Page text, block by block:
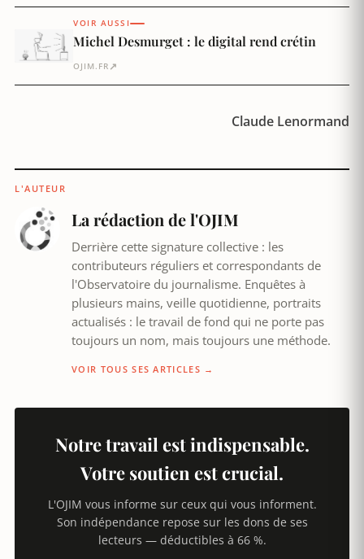
VOIR AUSSI
Michel Desmurget : le digital rend crétin
OJIM.FR ↗
Claude Lenormand
L'AUTEUR
La rédaction de l'OJIM
Derrière cette signature collective : les
contributeurs réguliers et correspondants de
l'Observatoire du journalisme. Enquêtes à
plusieurs mains, veille quotidienne, portraits
actualisés : le travail de fond qui ne porte pas
toujours un nom, mais toujours une méthode.
VOIR TOUS SES ARTICLES →
Notre travail est indispensable.
Votre soutien est crucial.
L'OJIM vous informe sur ceux qui vous informent.
Son indépendance repose sur les dons de ses
lecteurs — déductibles à 66 %.